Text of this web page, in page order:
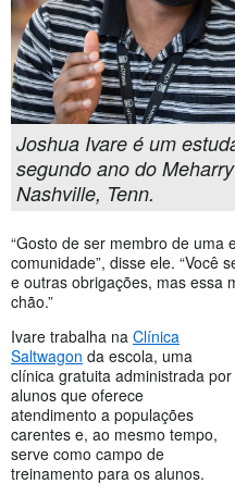
Joshua Ivare é um
segundo ano do
Nashville, Tenn.
“Gosto de ser membro de uma
comunidade”, disse ele. “Você
e outras obrigações, mas essa
chão.”
Ivare trabalha na Clínica
Saltwagon da escola, uma
clínica gratuita administrada por
alunos que oferece
atendimento a populações
carentes e, ao mesmo tempo,
serve como campo de
treinamento para os alunos.